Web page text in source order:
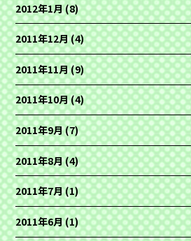
2012年1月(8)
2011年12月(4)
2011年11月(9)
2011年10月(4)
2011年9月(7)
2011年8月(4)
2011年7月(1)
2011年6月(1)